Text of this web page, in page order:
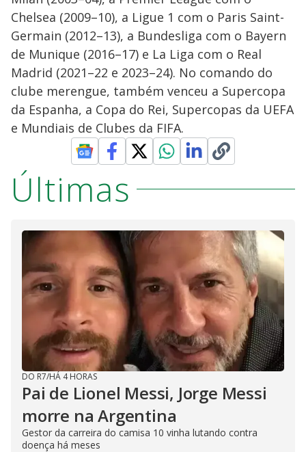
Chelsea (2009–10), a Ligue 1 com o Paris Saint-
Germain (2012–13), a Bundesliga com o Bayern
de Munique (2016–17) e La Liga com o Real
Madrid (2021–22 e 2023–24). No comando do
clube merengue, também venceu a Supercopa
da Espanha, a Copa do Rei, Supercopas da UEFA
e Mundiais de Clubes da FIFA.
Últimas
DO R7/HÁ 4 HORAS
Pai de Lionel Messi, Jorge Messi
morre na Argentina
Gestor da carreira do camisa 10 vinha lutando contra
doença há meses